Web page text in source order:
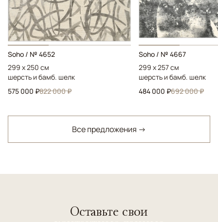
Soho / № 4652
299 x 250 см
шерсть и бамб. шелк
575 000 ₽822 000 ₽
Soho / № 4667
299 x 257 см
шерсть и бамб. шелк
484 000 ₽692 000 ₽
Все предложения →
Оставьте свои